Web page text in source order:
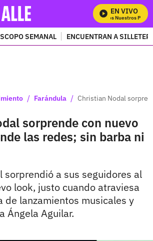
EN VIVO
Mira Todos Nuestros
SEMANAL ENCUENTRAN A
/ Farándula / Christian Nodal
sorprende con nuevo
las redes; sin barba ni
sorprendió a sus seguidores al
look, justo cuando atraviesa
de lanzamientos musicales y
Ángela Aguilar.